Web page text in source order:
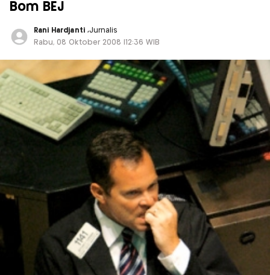
Bom BEJ
Rani Hardjanti ,Jurnalis
Rabu, 08 Oktober 2008 |12:36 WIB